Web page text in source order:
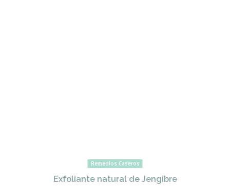
Remedios Caseros
Exfoliante natural de Jengibre